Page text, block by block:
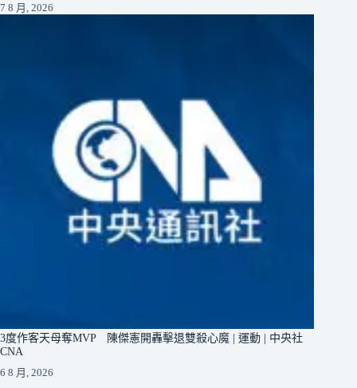
7 8 月, 2026
3度作客天母奪MVP 陳傑憲開轟擊退雙殺心魔 | 運動 | 中央社
CNA
6 8 月, 2026